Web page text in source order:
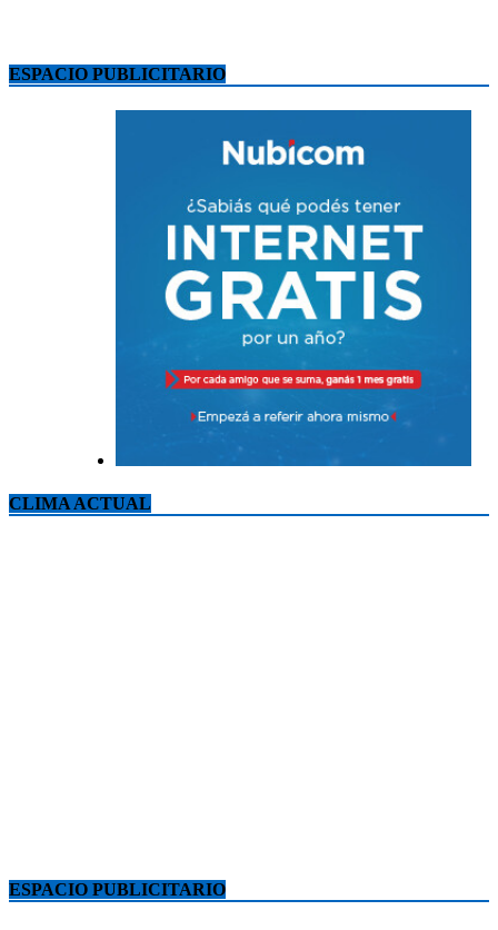
ESPACIO PUBLICITARIO
CLIMA ACTUAL
ESPACIO PUBLICITARIO